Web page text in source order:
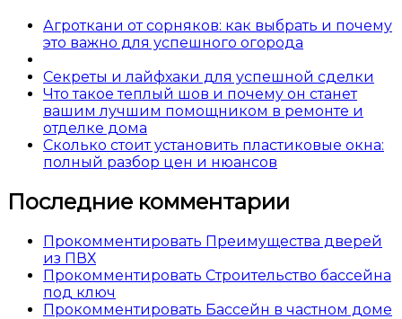
Агроткани от сорняков: как выбрать и почему
это важно для успешного огорода
Секреты и лайфхаки для успешной сделки
Что такое теплый шов и почему он станет
вашим лучшим помощником в ремонте и
отделке дома
Сколько стоит установить пластиковые окна:
полный разбор цен и нюансов
Последние комментарии
Прокомментировать Преимущества дверей
из ПВХ
Прокомментировать Строительство бассейна
под ключ
Прокомментировать Бассейн в частном доме